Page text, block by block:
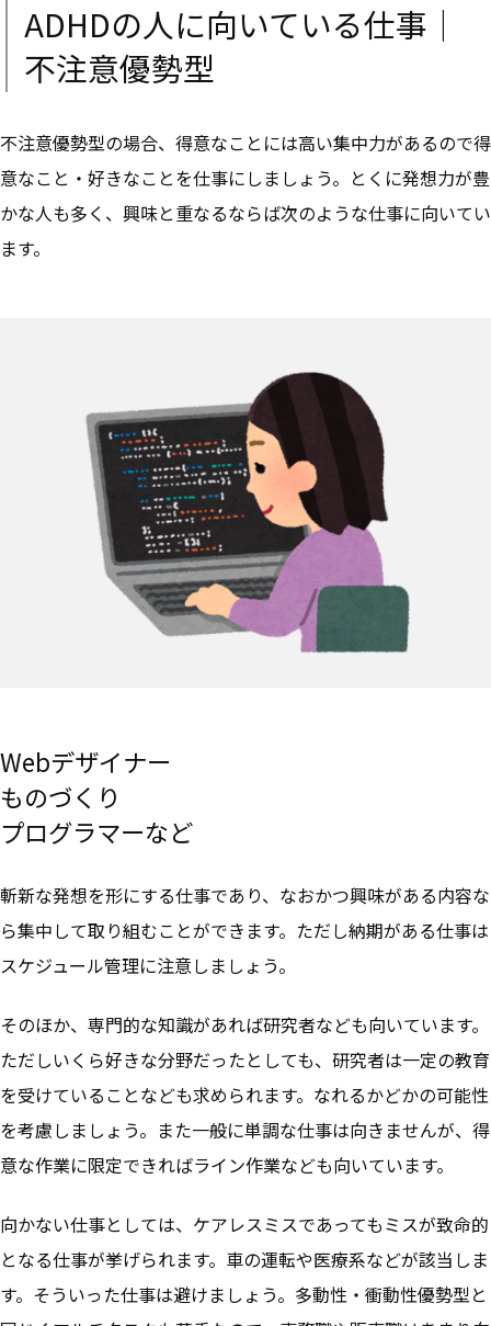
ADHDの人に向いている仕事｜
不注意優勢型
不注意優勢型の場合、得意なことには高い集中力があるので得
意なこと・好きなことを仕事にしましょう。とくに発想力が豊
かな人も多く、興味と重なるならば次のような仕事に向いてい
ます。
Webデザイナー
ものづくり
プログラマーなど
斬新な発想を形にする仕事であり、なおかつ興味がある内容な
ら集中して取り組むことができます。ただし納期がある仕事は
スケジュール管理に注意しましょう。
そのほか、専門的な知識があれば研究者なども向いています。
ただしいくら好きな分野だったとしても、研究者は一定の教育
を受けていることなども求められます。なれるかどかの可能性
を考慮しましょう。また一般に単調な仕事は向きませんが、 得
意な作業に限定できればライン作業なども向いています。
向かない仕事としては、ケアレスミスであってもミスが致命的
となる仕事が挙げられます。車の運転や医療系などが該当しま
す。そういった仕事は避けましょう。 多動性・衝動性優勢型と